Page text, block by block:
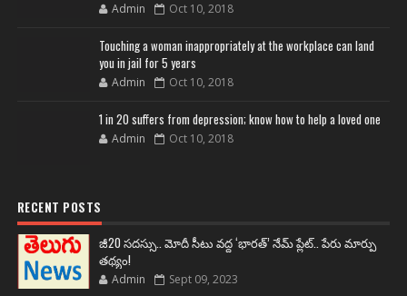
Admin Oct 10, 2018
Touching a woman inappropriately at the workplace can land
you in jail for 5 years
Admin Oct 10, 2018
1 in 20 suffers from depression; know how to help a loved one
Admin Oct 10, 2018
RECENT POSTS
జీ20 సదస్సు.. మోదీ సీటు వద్ద ‘భారత్’ నేమ్ ప్లేట్‌.. పేరు మార్పు
తథ్యం!
Admin Sept 09, 2023